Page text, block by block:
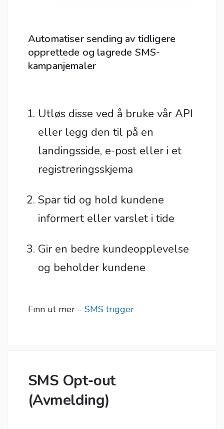
Automatiser sending av tidligere
opprettede og lagrede SMS-
kampanjemaler
Utløs disse ved å bruke vår API
eller legg den til på en
landingsside, e-post eller i et
registreringsskjema
Spar tid og hold kundene
informert eller varslet i tide
Gir en bedre kundeopplevelse
og beholder kundene
Finn ut mer – SMS trigger
SMS Opt-out
(Avmelding)